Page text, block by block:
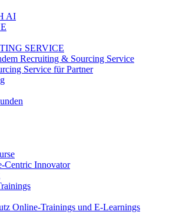
AI
SERVICE
Recruiting & Sourcing Service
Service für Partner
Centric Innovator
Online-Trainings und E-Learnings